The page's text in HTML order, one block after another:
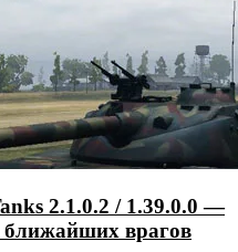
2.1.0.2 / 1.39.0.0 —
ближайших врагов